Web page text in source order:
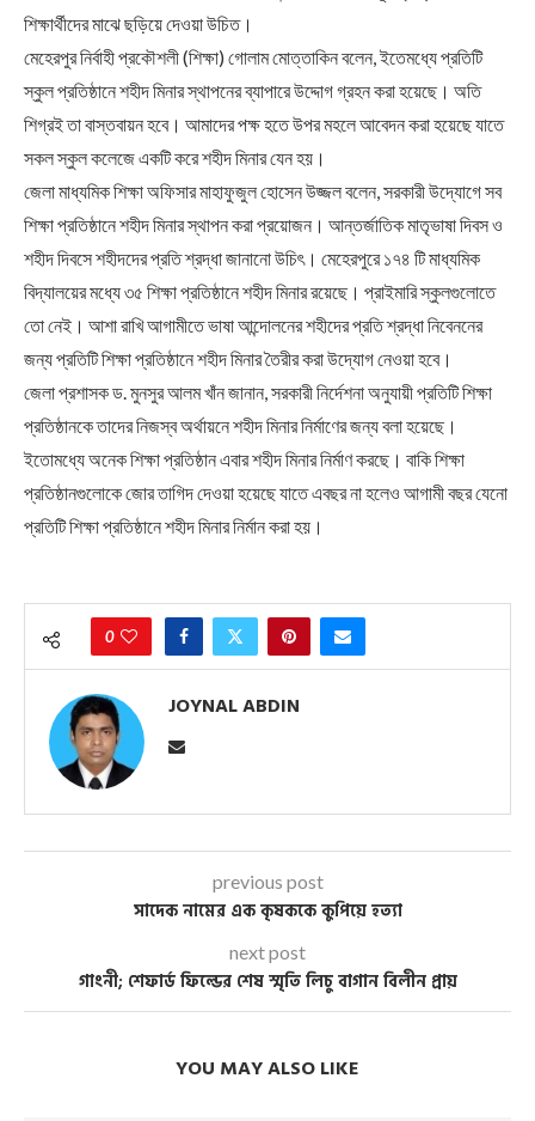
শিক্ষার্থীদের মাঝে ছড়িয়ে দেওয়া উচিত।
মেহেরপুর নির্বাহী প্রকৌশলী (শিক্ষা) গোলাম মোত্তাকিন বলেন, ইতেমধ্যে প্রতিটি
স্কুল প্রতিষ্ঠানে শহীদ মিনার স্থাপনের ব্যাপারে উদ্দোগ গ্রহন করা হয়েছে। অতি
শিগ্রই তা বাস্তবায়ন হবে। আমাদের পক্ষ হতে উপর মহলে আবেদন করা হয়েছে যাতে
সকল স্কুল কলেজে একটি করে শহীদ মিনার যেন হয়।
জেলা মাধ্যমিক শিক্ষা অফিসার মাহাফুজুল হোসেন উজ্জল বলেন, সরকারী উদ্যোগে সব
শিক্ষা প্রতিষ্ঠানে শহীদ মিনার স্থাপন করা প্রয়োজন। আন্তর্জাতিক মাতৃভাষা দিবস ও
শহীদ দিবসে শহীদদের প্রতি শ্রদ্ধা জানানো উচিৎ। মেহেরপুরে ১৭৪ টি মাধ্যমিক
বিদ্যালয়ের মধ্যে ৩৫ শিক্ষা প্রতিষ্ঠানে শহীদ মিনার রয়েছে। প্রাইমারি স্কুলগুলোতে
তো নেই। আশা রাখি আগামীতে ভাষা আন্দোলনের শহীদের প্রতি শ্রদ্ধা নিবেননের
জন্য প্রতিটি শিক্ষা প্রতিষ্ঠানে শহীদ মিনার তৈরীর করা উদ্যোগ নেওয়া হবে।
জেলা প্রশাসক ড. মুনসুর আলম খাঁন জানান, সরকারী নির্দেশনা অনুযায়ী প্রতিটি শিক্ষা
প্রতিষ্ঠানকে তাদের নিজস্ব অর্থায়নে শহীদ মিনার নির্মাণের জন্য বলা হয়েছে।
ইতোমধ্যে অনেক শিক্ষা প্রতিষ্ঠান এবার শহীদ মিনার নির্মাণ করছে। বাকি শিক্ষা
প্রতিষ্ঠানগুলোকে জোর তাগিদ দেওয়া হয়েছে যাতে এবছর না হলেও আগামী বছর যেনো
প্রতিটি শিক্ষা প্রতিষ্ঠানে শহীদ মিনার নির্মান করা হয়।
0
JOYNAL ABDIN
previous post
সাদেক নামের এক কৃষককে কুপিয়ে হত্যা
next post
গাংনী; শেফার্ড ফিল্ডের শেষ স্মৃতি লিচু বাগান বিলীন প্রায়
YOU MAY ALSO LIKE